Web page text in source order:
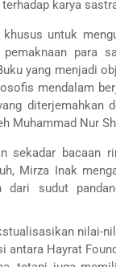
karya
untuk
para
yang menjadi
mendalam
diterjemahkan
Muhammad Nur
sekadar bacaan
Mirza Inak
dari sudut
nilai-
antara Hayrat